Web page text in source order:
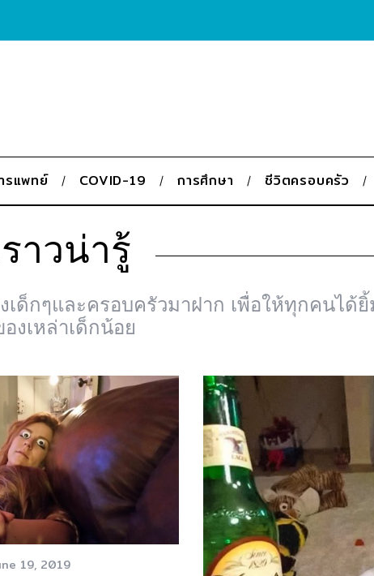
รแพทย์ COVID-19 การศึกษา ชีวิตครอบครัว
าวน่ารู้
เด็กๆและครอบครัวมาฝาก เพื่อให้ทุกคนได้
งเหล่าเด็กน้อย
19, 2019